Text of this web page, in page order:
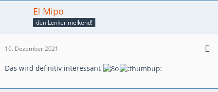
El Mipo
den Lenker melkend!
10. Dezember 2021
Das wird definitiv interessant